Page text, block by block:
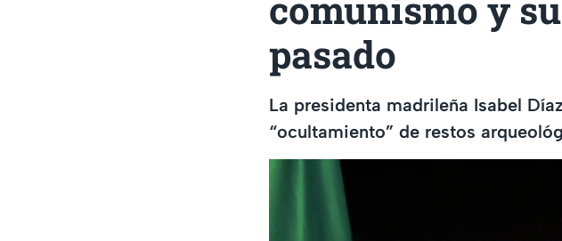
pasado
La presidenta madrileña Isabel
“ocultamiento” de restos